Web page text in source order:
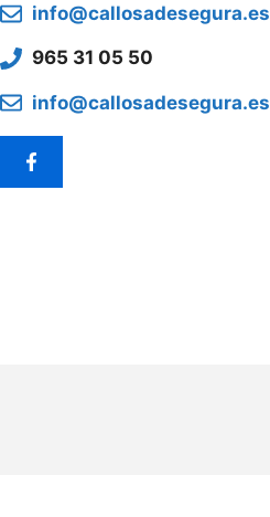
info@callosadesegura.es
965 31 05 50
info@callosadesegura.es